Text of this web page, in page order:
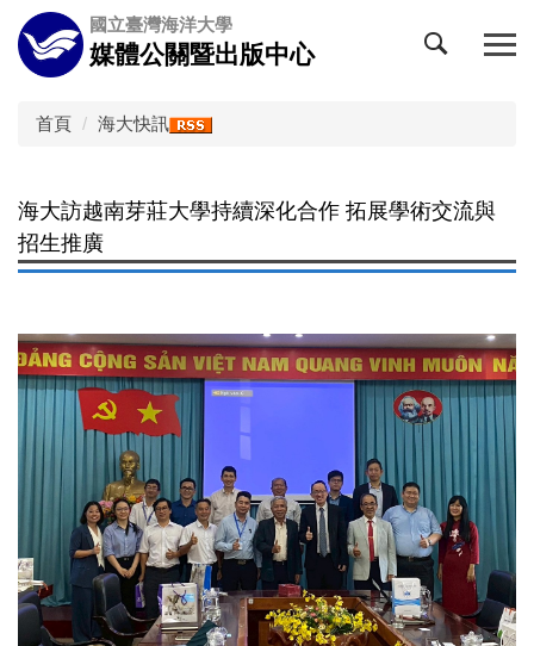
跳
到
主
國立臺灣海洋大學
媒體公關暨出版中心
首頁 海大快訊
海大訪越南芽莊大學持續深化合作 拓展學術交流與
招生推廣